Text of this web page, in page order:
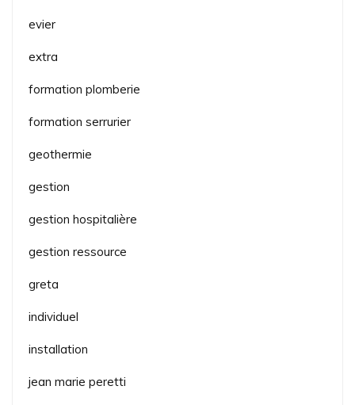
evier
extra
formation plomberie
formation serrurier
geothermie
gestion
gestion hospitalière
gestion ressource
greta
individuel
installation
jean marie peretti